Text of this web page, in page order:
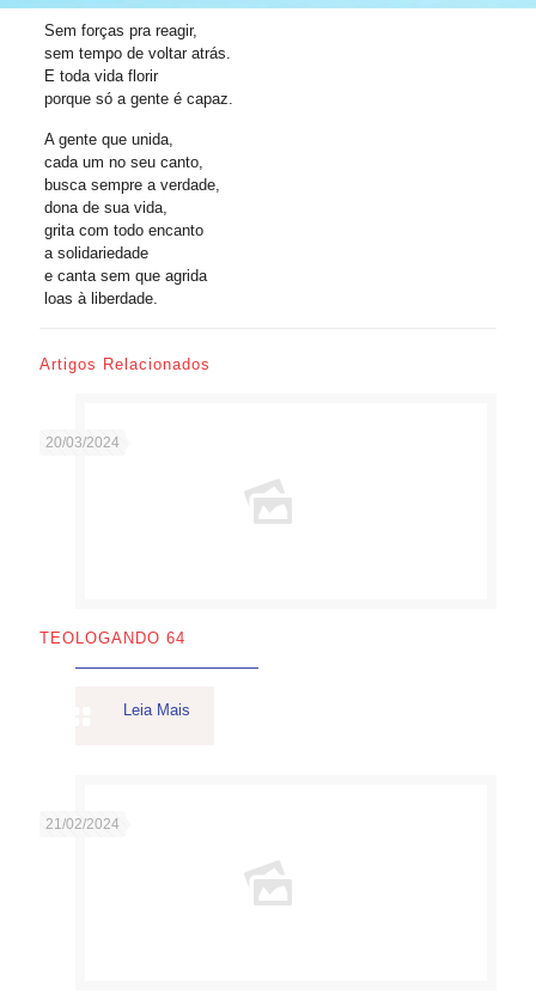
Sem forças pra reagir,
sem tempo de voltar atrás.
E toda vida florir
porque só a gente é capaz.
A gente que unida,
cada um no seu canto,
busca sempre a verdade,
dona de sua vida,
grita com todo encanto
a solidariedade
e canta sem que agrida
loas à liberdade.
Artigos Relacionados
20/03/2024
TEOLOGANDO 64
Leia Mais
21/02/2024